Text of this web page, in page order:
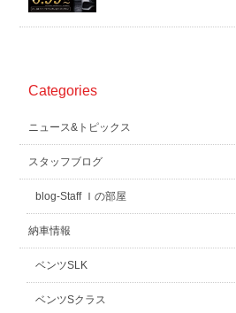
Categories
ニュース&トピックス
スタッフブログ
blog-Staff Ｉの部屋
納車情報
ベンツSLK
ベンツSクラス